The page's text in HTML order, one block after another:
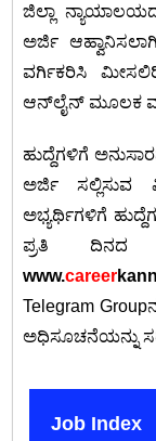
ಜಿಲ್ಲಾ
ಅರ್ಜಿ
ವರ್ಗಿಕರಿಸಿ
ಆನ್‌ಲೈನ್ ಮೂಲಕ
ಹುದ್ದೆಗಳಿಗೆ
ಅರ್ಜಿ
ಅಭ್ಯರ್ಥಿಗಳಿಗೆ
ಪ್ರತಿ ದಿನದ
www.career
Telegram
ಅಧಿಸೂಚನೆಯನ್ನು
Job Index